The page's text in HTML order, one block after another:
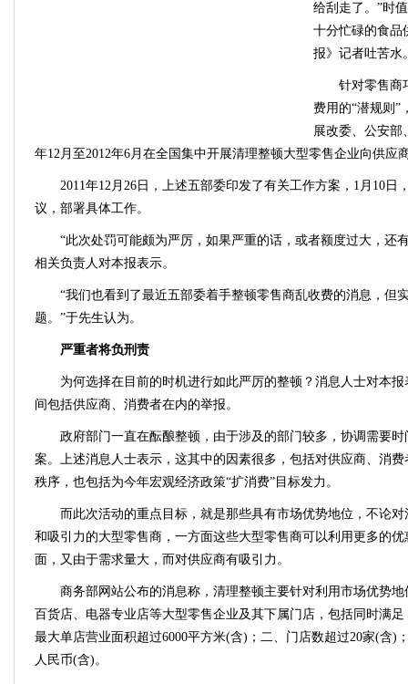
给刮走了。”时
十分忙碌的食品
报》记者吐苦水
针对零售商
费用的“潜规则”
展改委、公安部
年12月至2012年6月在全国集中开展清理整顿大型零售企业向供应
2011年12月26日，上述五部委印发了有关工作方案，1月10日
议，部署具体工作。
“此次处罚可能颇为严厉，如果严重的话，或者额度过大，还
相关负责人对本报表示。
“我们也看到了最近五部委着手整顿零售商乱收费的消息，但
题。”于先生认为。
严重者将负刑责
为何选择在目前的时机进行如此严厉的整顿？消息人士对本
间包括供应商、消费者在内的举报。
政府部门一直在酝酿整顿，由于涉及的部门较多，协调需要
案。上述消息人士表示，这其中的因素很多，包括对供应商、消
秩序，也包括为今年宏观经济政策“扩消费”目标发力。
而此次活动的重点目标，就是那些具有市场优势地位，不论
和吸引力的大型零售商，一方面这些大型零售商可以利用更多的
面，又由于需求量大，而对供应商有吸引力。
商务部网站公布的消息称，清理整顿主要针对利用市场优势
百货店、电器专业店等大型零售企业及其下属门店，包括同时满
最大单店营业面积超过6000平方米(含)；二、门店数超过20家(含)
人民币(含)。